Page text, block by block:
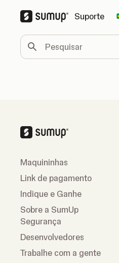
Suporte
Pesquisar
Maquininhas
Link de pagamento
Indique e Ganhe
Sobre a SumUp
Segurança
Desenvolvedores
Trabalhe com a gente